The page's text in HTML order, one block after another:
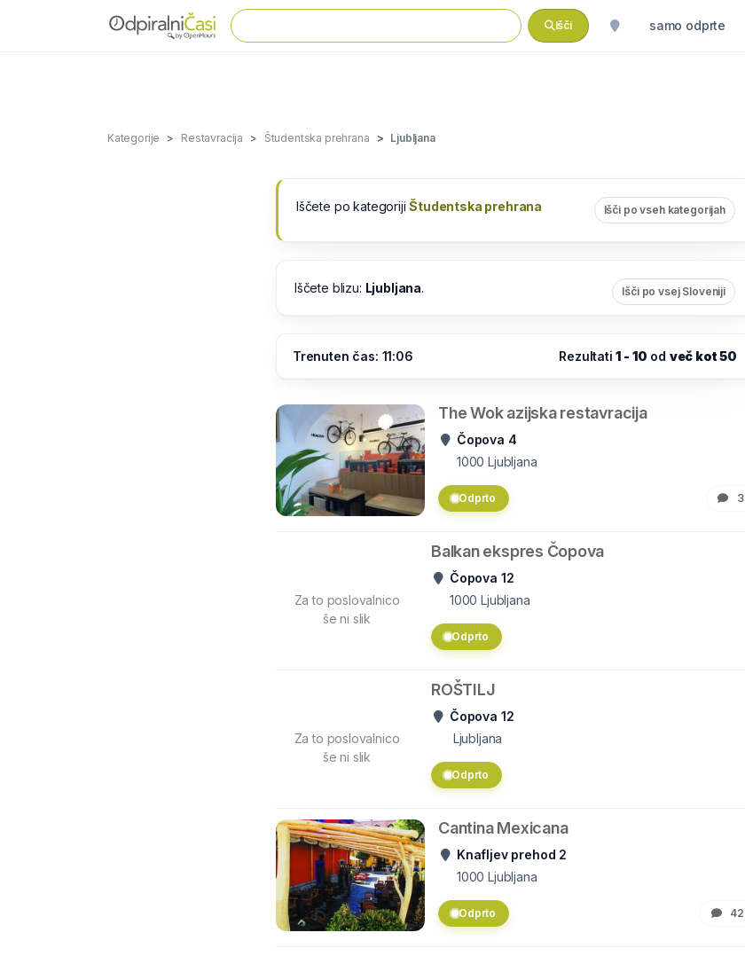
Išči samo odprte
Kategorije Restavracija Študentska prehrana Ljubljana
Iščete po kategorijiŠtudentska prehrana Išči po vseh kategorijah
Iščete blizu: Ljubljana. Išči po vsej Sloveniji
Trenuten čas: 11:06 Rezultati1 - 10 od več kot 50
The Wok azijska restavracija
Čopova 4
1000 Ljubljana
Odprto 3
Za to poslovalnico
še ni slik
Balkan ekspres Čopova
Čopova 12
1000 Ljubljana
Odprto
Za to poslovalnico
še ni slik
ROŠTILJ
Čopova 12
Ljubljana
Odprto
Cantina Mexicana
Knafljev prehod 2
1000 Ljubljana
Odprto 42